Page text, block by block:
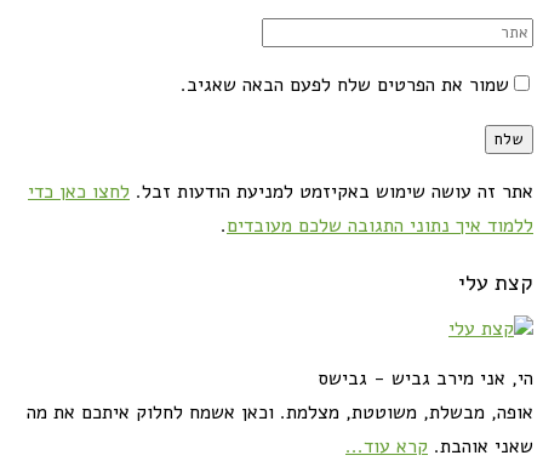
שמור את הפרטים שלח לפעם הבאה שאגיב.
אתר זה עושה שימוש באקיזמט למניעת הודעות זבל. לחצו כאן כדי
ללמוד איך נתוני התגובה שלכם מעובדים.
קצת עלי
הי, אני מירב גביש - גבישס
אופה, מבשלת, משוטטת, מצלמת. וכאן אשמח לחלוק איתכם את מה
שאני אוהבת. קרא עוד...